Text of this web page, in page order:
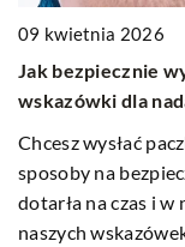
09 kwietnia 2026
Jak bezpiecznie
wskazówki dla
Chcesz wysłać
sposoby na
dotarła na czas i
naszych